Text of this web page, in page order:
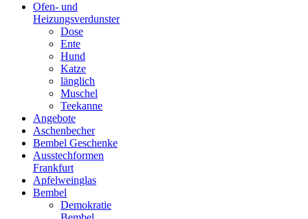
Ofen- und
Heizungsverdunster
Dose
Ente
Hund
Katze
länglich
Muschel
Teekanne
Angebote
Aschenbecher
Bembel Geschenke
Ausstechformen
Frankfurt
Apfelweinglas
Bembel
Demokratie